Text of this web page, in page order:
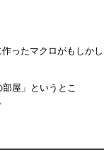
ったマクロがもしかし
屋」というとこ